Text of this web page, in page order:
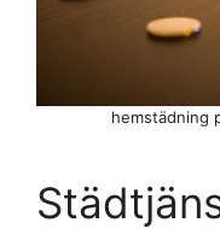
hemstädning